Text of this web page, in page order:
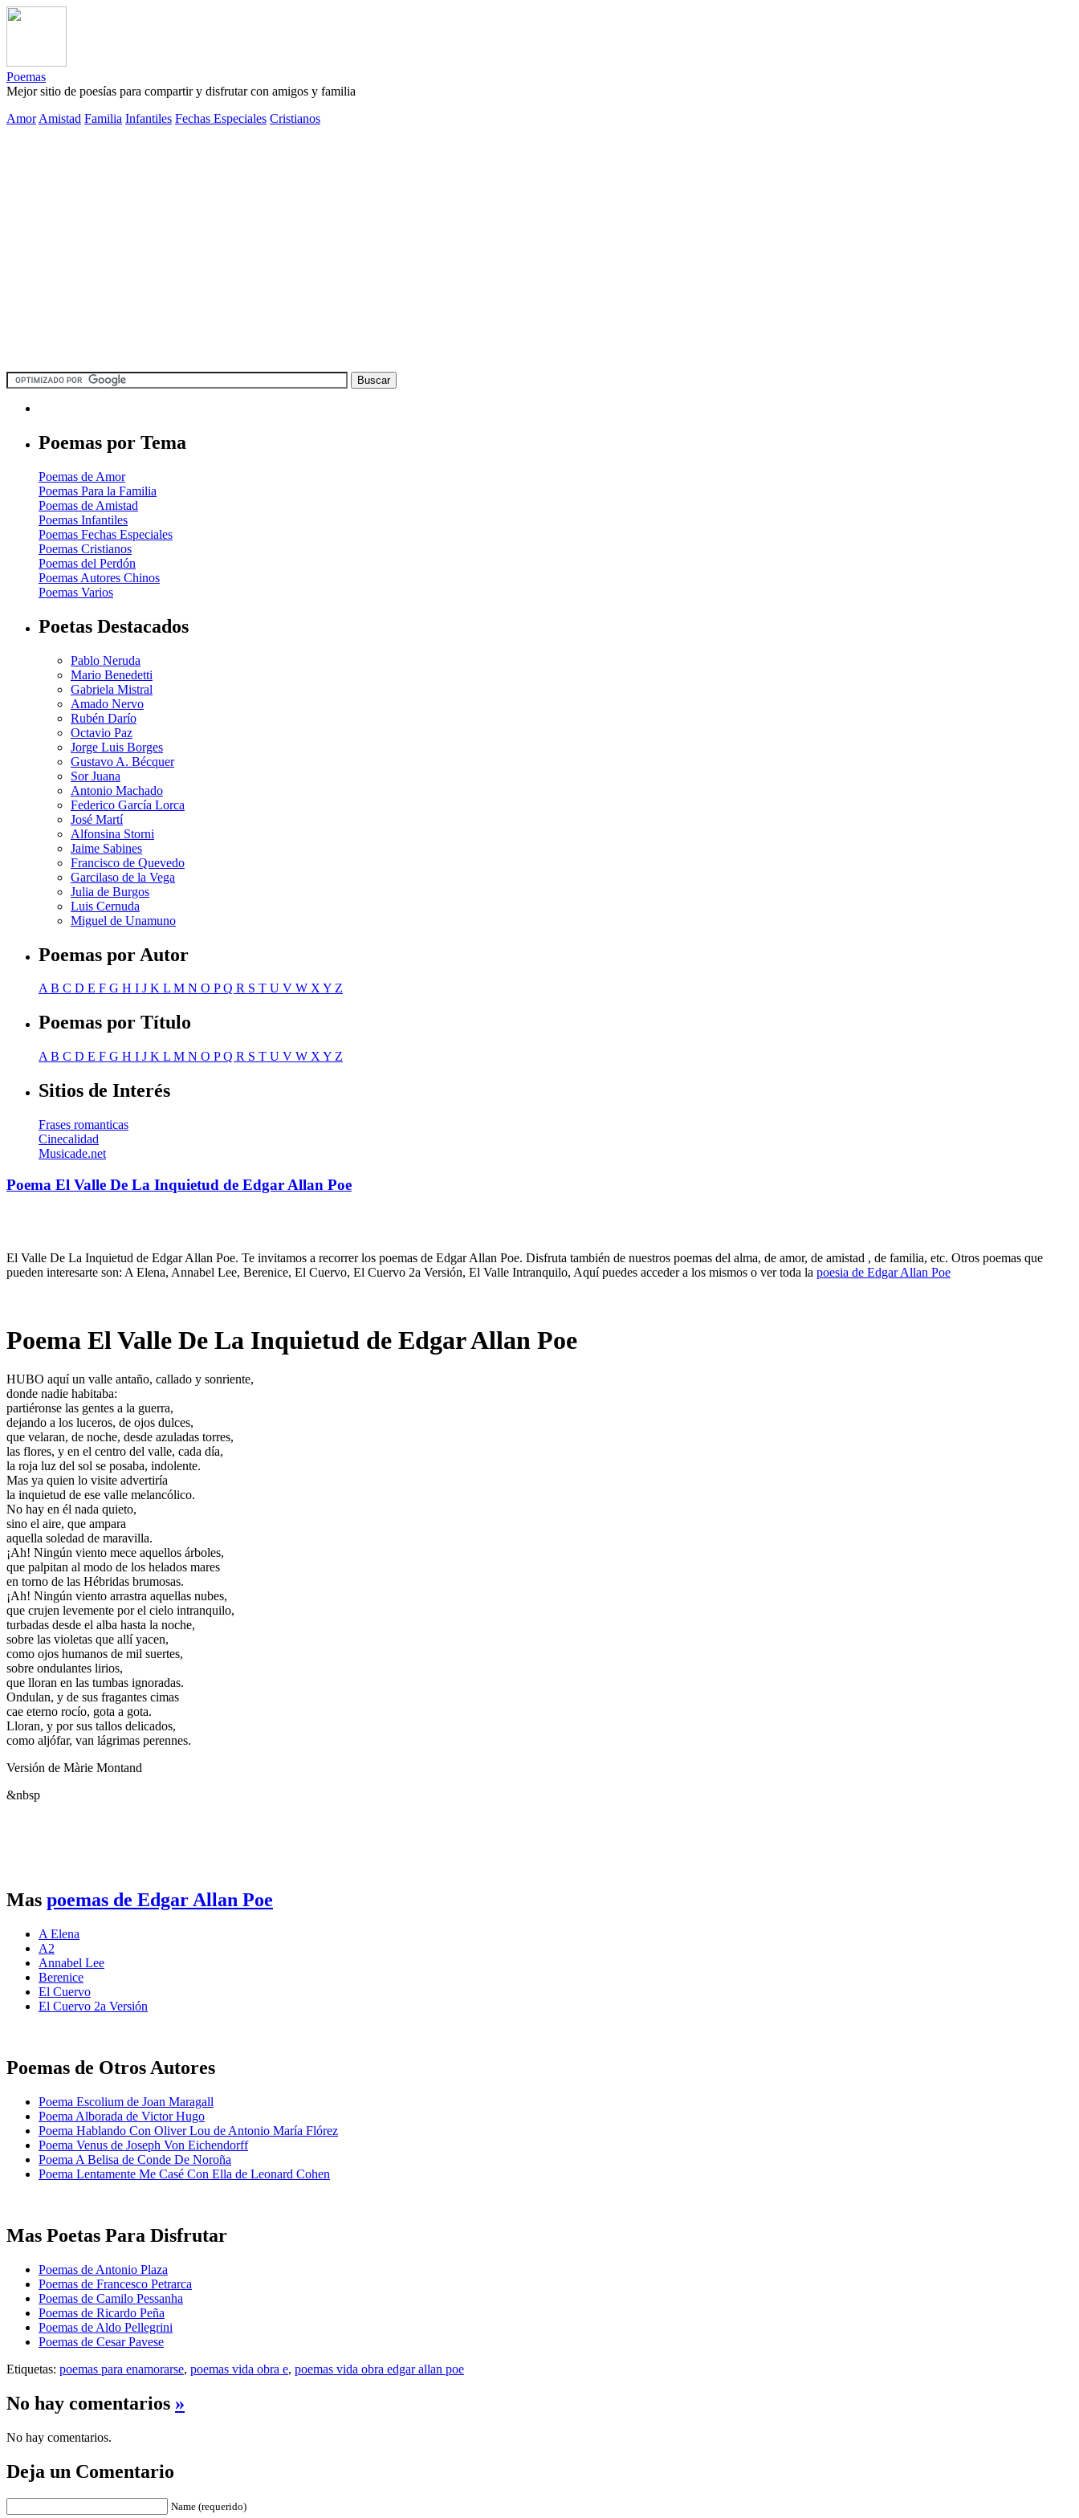
Poemas
Mejor sitio de poesías para compartir y disfrutar con amigos y familia
Amor Amistad Familia Infantiles Fechas Especiales Cristianos
Poemas por Tema
Poemas de Amor
Poemas Para la Familia
Poemas de Amistad
Poemas Infantiles
Poemas Fechas Especiales
Poemas Cristianos
Poemas del Perdón
Poemas Autores Chinos
Poemas Varios
Poetas Destacados
Pablo Neruda
Mario Benedetti
Gabriela Mistral
Amado Nervo
Rubén Darío
Octavio Paz
Jorge Luis Borges
Gustavo A. Bécquer
Sor Juana
Antonio Machado
Federico García Lorca
José Martí
Alfonsina Storni
Jaime Sabines
Francisco de Quevedo
Garcilaso de la Vega
Julia de Burgos
Luis Cernuda
Miguel de Unamuno
Poemas por Autor
AB C D E F G H I J K L M N O PQ R S T U V W XY Z
Poemas por Título
A B C D E F G H I J K L M N O PQ R S T U V W X Y Z
Sitios de Interés
Frases romanticas
Cinecalidad
Musicade.net
Poema El Valle De La Inquietud de Edgar Allan Poe
El Valle De La Inquietud de Edgar Allan Poe. Te invitamos a recorrer los poemas de Edgar Allan Poe. Disfruta también de nuestros poemas del alma, de amor, de amistad , de familia, etc. Otros poemas que
pueden interesarte son: A Elena, Annabel Lee, Berenice, El Cuervo, El Cuervo 2a Versión, El Valle Intranquilo, Aquí puedes acceder a los mismos o ver toda la poesia de Edgar Allan Poe
Poema El Valle De La Inquietud de Edgar Allan Poe
HUBO aquí un valle antaño, callado y sonriente,
donde nadie habitaba:
partiéronse las gentes a la guerra,
dejando a los luceros, de ojos dulces,
que velaran, de noche, desde azuladas torres,
las flores, y en el centro del valle, cada día,
la roja luz del sol se posaba, indolente.
Mas ya quien lo visite advertiría
la inquietud de ese valle melancólico.
No hay en él nada quieto,
sino el aire, que ampara
aquella soledad de maravilla.
¡Ah! Ningún viento mece aquellos árboles,
que palpitan al modo de los helados mares
en torno de las Hébridas brumosas.
¡Ah! Ningún viento arrastra aquellas nubes,
que crujen levemente por el cielo intranquilo,
turbadas desde el alba hasta la noche,
sobre las violetas que allí yacen,
como ojos humanos de mil suertes,
sobre ondulantes lirios,
que lloran en las tumbas ignoradas.
Ondulan, y de sus fragantes cimas
cae eterno rocío, gota a gota.
Lloran, y por sus tallos delicados,
como aljófar, van lágrimas perennes.
Versión de Màrie Montand
&nbsp
Mas poemas de Edgar Allan Poe
A Elena
A2
Annabel Lee
Berenice
El Cuervo
El Cuervo 2a Versión
Poemas de Otros Autores
Poema Escolium de Joan Maragall
Poema Alborada de Victor Hugo
Poema Hablando Con Oliver Lou de Antonio María Flórez
Poema Venus de Joseph Von Eichendorff
Poema A Belisa de Conde De Noroña
Poema Lentamente Me Casé Con Ella de Leonard Cohen
Mas Poetas Para Disfrutar
Poemas de Antonio Plaza
Poemas de Francesco Petrarca
Poemas de Camilo Pessanha
Poemas de Ricardo Peña
Poemas de Aldo Pellegrini
Poemas de Cesar Pavese
Etiquetas: poemas para enamorarse, poemas vida obra e, poemas vida obra edgar allan poe
No hay comentarios »
No hay comentarios.
Deja un Comentario
Name (requerido)